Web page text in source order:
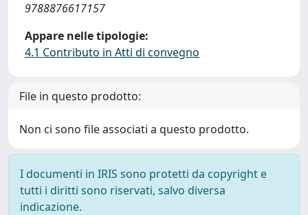
9788876617157
Appare nelle tipologie:
4.1 Contributo in Atti di convegno
File in questo prodotto:
Non ci sono file associati a questo prodotto.
I documenti in IRIS sono protetti da copyright e
tutti i diritti sono riservati, salvo diversa
indicazione.